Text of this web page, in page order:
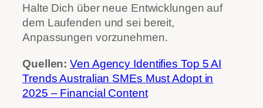
Halte Dich über neue Entwicklungen auf
dem Laufenden und sei bereit,
Anpassungen vorzunehmen.
Quellen: Ven Agency Identifies Top 5 AI
Trends Australian SMEs Must Adopt in
2025 – Financial Content